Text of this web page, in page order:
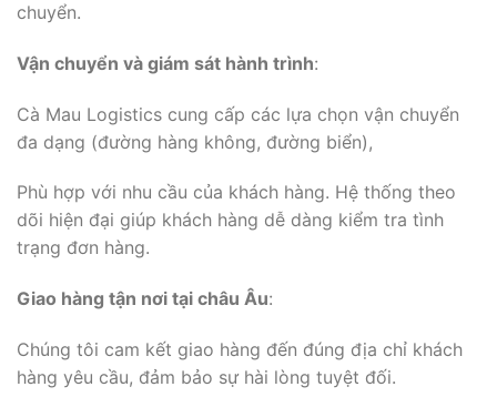
chuyển.
Vận chuyển và giám sát hành trình:
Cà Mau Logistics cung cấp các lựa chọn vận chuyển
đa dạng (đường hàng không, đường biển),
Phù hợp với nhu cầu của khách hàng. Hệ thống theo
dõi hiện đại giúp khách hàng dễ dàng kiểm tra tình
trạng đơn hàng.
Giao hàng tận nơi tại châu Âu:
Chúng tôi cam kết giao hàng đến đúng địa chỉ khách
hàng yêu cầu, đảm bảo sự hài lòng tuyệt đối.